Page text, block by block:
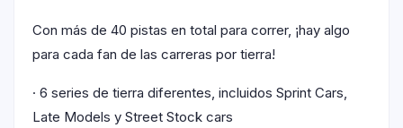
Con más de 40 pistas en total para correr, ¡hay algo
para cada fan de las carreras por tierra!
· 6 series de tierra diferentes, incluidos Sprint Cars,
Late Models y Street Stock cars